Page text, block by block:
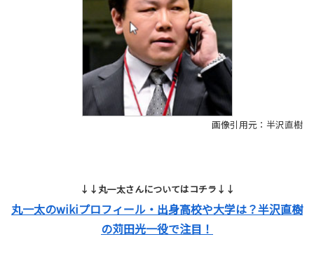
画像引用元：半沢直樹
↓↓丸一太さんについてはコチラ↓↓
丸一太のwikiプロフィール・出身高校や大学は？半沢直樹
の苅田光一役で注目！